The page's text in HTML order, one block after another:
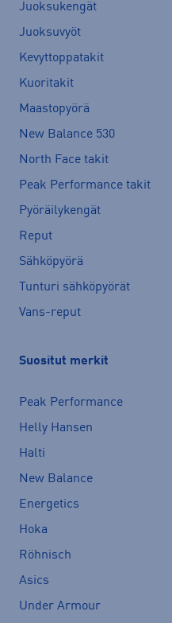
Juoksukengät
Juoksuvyöt
Kevyttoppatakit
Kuoritakit
Maastopyörä
New Balance 530
North Face takit
Peak Performance takit
Pyöräilykengät
Reput
Sähköpyörä
Tunturi sähköpyörät
Vans-reput
Suositut merkit
Peak Performance
Helly Hansen
Halti
New Balance
Energetics
Hoka
Röhnisch
Asics
Under Armour